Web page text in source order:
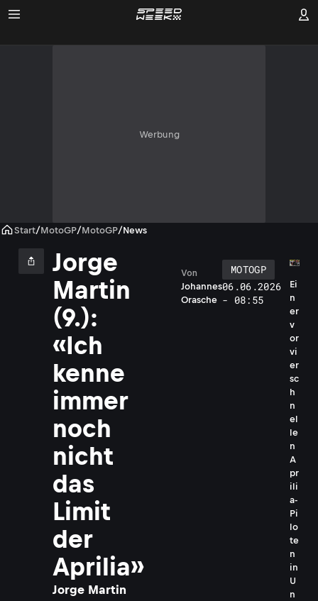
Werbung
Start/MotoGP/MotoGP/News
Jorge
Martin
(9.):
«Ich
kenne
immer
noch
nicht
das
Limit
der
Aprilia»
Jorge Martin
Johannes
Orasche
Von
MOTOGP
06.06.2026
- 08:55
Ei
n
er
v
or
vi
er
sc
h
n
el
le
n
A
pr
ili
a-
Pi
lo
te
n
in
U
n